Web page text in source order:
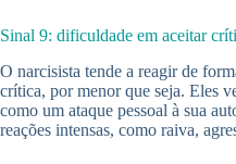
Sinal 9: dificuldade em aceitar
O narcisista tende a reagir de
crítica, por menor que seja. Eles
como um ataque pessoal à sua
reações intensas, como raiva,